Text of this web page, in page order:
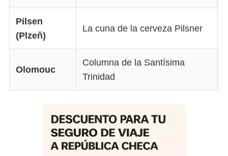
Pilsen
(Plzeň)
La cuna de la cerveza Pilsner
Olomouc
Columna de la Santísima
Trinidad